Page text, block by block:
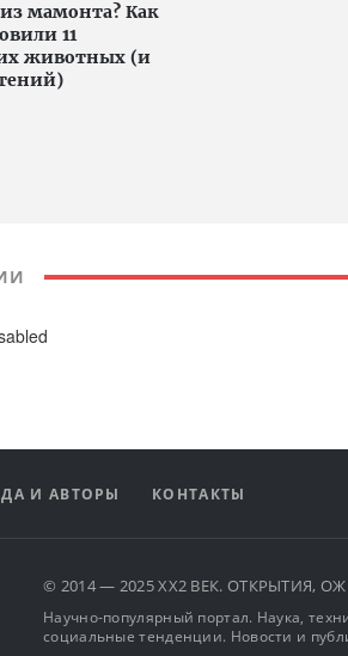
мамонта? Как
11
животных (и
И АВТОРЫ КОНТАКТЫ
© 2014 — 2025 XX2 ВЕК. ОТКРЫТИЯ,
Научно-популярный портал. Наука,
социальные тенденции. Новости и